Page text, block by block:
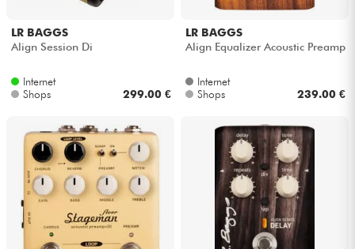
Violinen & Quartett
Kinder
Kabel & Zubehöre
HiFi
Bundle
Sehen Sie sich unsere Marken an
LR BAGGS
Align Session Di
Internet
Shops
299.00 €
LR BAGGS
Align Equalizer Acoustic Preamp
Internet
Shops
239.00 €